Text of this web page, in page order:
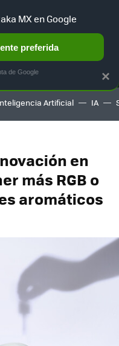
NUEVO
AUTO
Artificial IA
en
más RGB o
aromáticos
×
MX en Google
preferida
de Google